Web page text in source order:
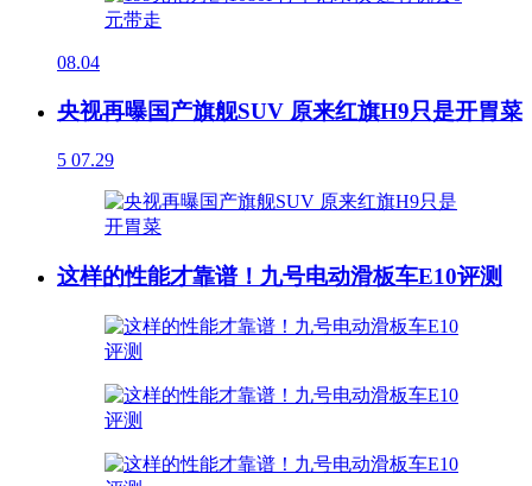
08.04
央视再曝国产旗舰SUV 原来红旗H9只是开胃菜
5 07.29
这样的性能才靠谱！九号电动滑板车E10评测